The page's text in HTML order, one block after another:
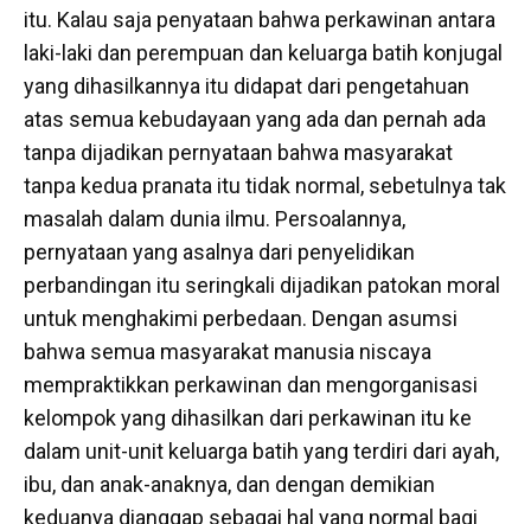
itu. Kalau saja penyataan bahwa perkawinan antara
laki-laki dan perempuan dan keluarga batih konjugal
yang dihasilkannya itu didapat dari pengetahuan
atas semua kebudayaan yang ada dan pernah ada
tanpa dijadikan pernyataan bahwa masyarakat
tanpa kedua pranata itu tidak normal, sebetulnya tak
masalah dalam dunia ilmu. Persoalannya,
pernyataan yang asalnya dari penyelidikan
perbandingan itu seringkali dijadikan patokan moral
untuk menghakimi perbedaan. Dengan asumsi
bahwa semua masyarakat manusia niscaya
mempraktikkan perkawinan dan mengorganisasi
kelompok yang dihasilkan dari perkawinan itu ke
dalam unit-unit keluarga batih yang terdiri dari ayah,
ibu, dan anak-anaknya, dan dengan demikian
keduanya dianggap sebagai hal yang normal bagi